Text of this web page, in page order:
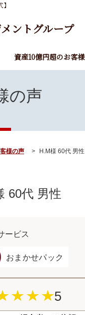
ントグループ
資産10億円超のお客様
の声
様の声 H.M様 60代 男性
60代 男性
ービス
おまかせパック
5